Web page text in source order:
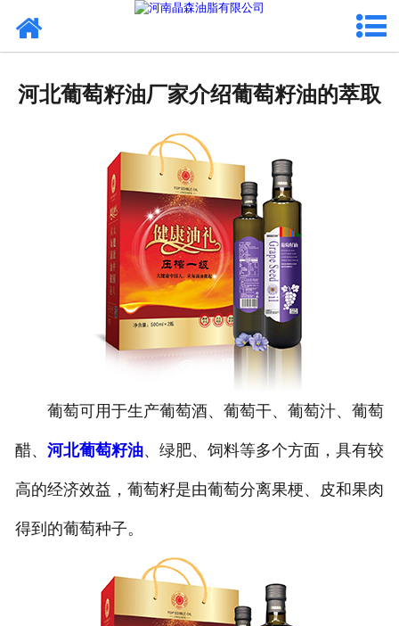
葡萄籽油
产品中心
成功案例
新闻资讯
联系晶森
走进晶森
河北葡萄籽油厂家介绍葡萄籽油的萃取
葡萄可用于生产葡萄酒、葡萄干、葡萄汁、葡萄
醋、 河北葡萄籽油、绿肥、饲料等多个方面，具有较
高的经济效益，葡萄籽是由葡萄分离果梗、皮和果肉
得到的葡萄种子。